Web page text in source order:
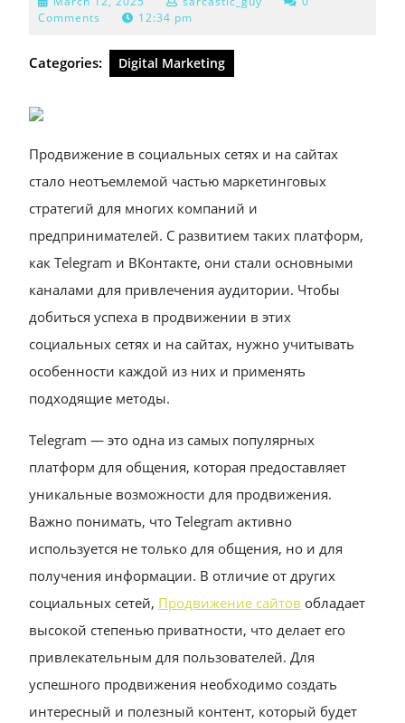
12,
Comments
12:34 pm
Categories: Digital Marketing
Продвижение в социальных сетях и на сайтах
стало неотъемлемой частью маркетинговых
стратегий для многих компаний и
предпринимателей. С развитием таких платформ,
как Telegram и ВКонтакте, они стали основными
каналами для привлечения аудитории. Чтобы
добиться успеха в продвижении в этих
социальных сетях и на сайтах, нужно учитывать
особенности каждой из них и применять
подходящие методы.
Telegram — это одна из самых популярных
платформ для общения, которая предоставляет
уникальные возможности для продвижения.
Важно понимать, что Telegram активно
используется не только для общения, но и для
получения информации. В отличие от других
социальных сетей, Продвижение сайтов обладает
высокой степенью приватности, что делает его
привлекательным для пользователей. Для
успешного продвижения необходимо создать
интересный и полезный контент, который будет